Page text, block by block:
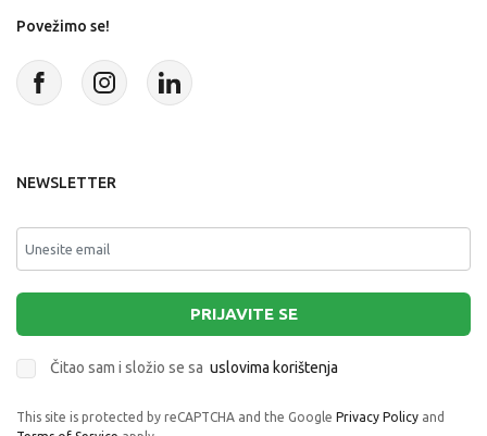
Povežimo se!
NEWSLETTER
PRIJAVITE SE
Čitao sam i složio se sa uslovima korištenja
This site is protected by reCAPTCHA and the Google Privacy Policy and